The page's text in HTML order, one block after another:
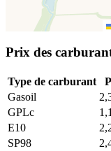
Prix des
Type de carburant
Gasoil
GPLc
E10
SP98